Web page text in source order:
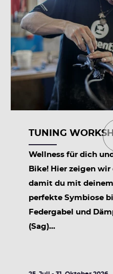
TUNING
Wellness für dich
Bike! Hier zeigen wir
damit du mit
perfekte Symbiose
Federgabel und
(Sag)...